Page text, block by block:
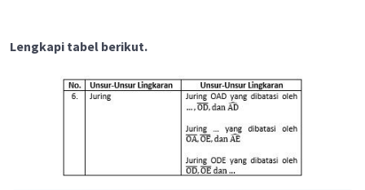
Lengkapi tabel berikut.